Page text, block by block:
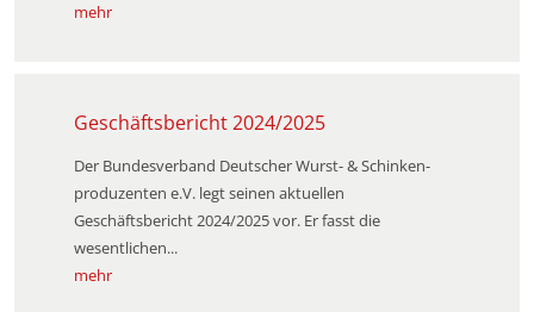
mehr
Geschäftsbericht 2024/2025
Der Bundesverband Deutscher Wurst- & Schinken­
produzenten e.V. legt seinen aktuellen
Geschäftsbericht 2024/2025 vor. Er fasst die
wesentlichen...
mehr